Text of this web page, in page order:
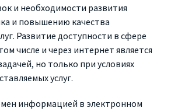
и необходимости развития
и повышению качества
Развитие доступности в сфере
числе и через интернет является
но только при условиях
услуг.
информацией в электронном